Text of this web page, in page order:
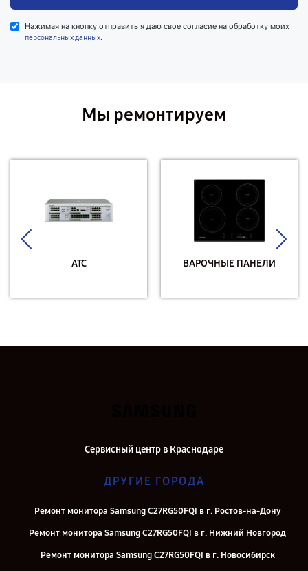
Нажимая на кнопку отправить я даю свое согласие на обработку моих
персональных данных.
Мы ремонтируем
АТС ВАРОЧНЫЕ ПАНЕЛИ
Сервисный центр в Краснодаре
ДРУГИЕ ГОРОДА
Ремонт монитора Samsung C27RG50FQI в г. Ростов-на-Дону
Ремонт монитора Samsung C27RG50FQI в г. Нижний Новгород
Ремонт монитора Samsung C27RG50FQI в г. Новосибирск